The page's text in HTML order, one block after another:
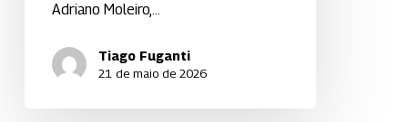
Adriano Moleiro,…
Tiago Fuganti
21 de maio de 2026